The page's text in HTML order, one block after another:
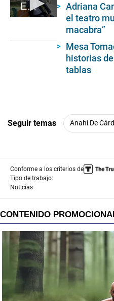
EC | Gustavo Bueno - Entrevista
Adriana
el teatro
macabra”
Mesa
historias
tablas
Seguir temas Anahí De
Conforme a los criterios de
Tipo de trabajo:
Noticias